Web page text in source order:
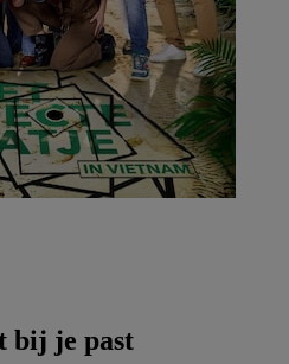
bij je past